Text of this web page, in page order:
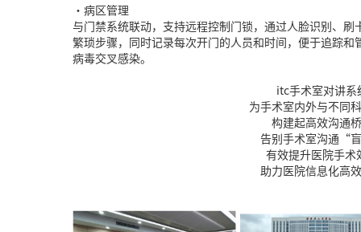
•病区管理
与门禁系统联动，支持远程控制门锁，通过人脸识别、
繁琐步骤，同时记录每次开门的人员和时间，便于追踪
病毒交叉感染。
itc手术室对讲系
为手术室内外与不同
构建起高效沟通
告别手术室沟通“
有效提升医院手术
助力医院信息化高